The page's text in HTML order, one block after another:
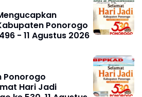
Ponorogo
- 11 Agustus 2026
Ponorogo
Hari Jadi